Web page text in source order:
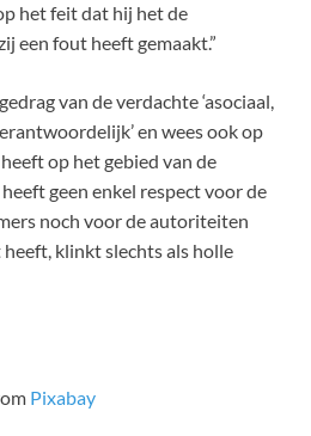
het feit dat hij het de
een fout heeft gemaakt.”
van de verdachte ‘asociaal,
en wees ook op
op het gebied van de
geen enkel respect voor de
noch voor de autoriteiten
klinkt slechts als holle
Pixabay